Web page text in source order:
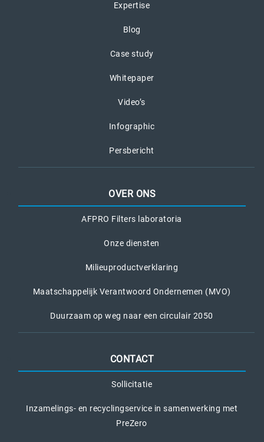
Expertise
Blog
Case study
Whitepaper
Video’s
Infographic
Persbericht
OVER ONS
AFPRO Filters laboratoria
Onze diensten
Milieuproductverklaring
Maatschappelijk Verantwoord Ondernemen (MVO)
Duurzaam op weg naar een circulair 2050
CONTACT
Sollicitatie
Inzamelings- en recyclingservice in samenwerking met
PreZero